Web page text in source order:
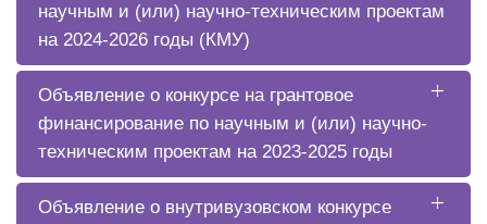
научным и (или) научно-техническим проектам
на 2024-2026 годы (КМУ)
Объявление о конкурсе на грантовое
финансирование по научным и (или) научно-
техническим проектам на 2023-2025 годы
Объявление о внутривузовском конкурсе